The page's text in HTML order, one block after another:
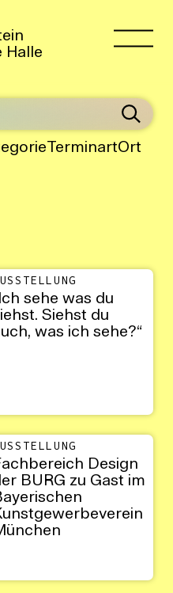
Halle
TerminartOrt
sehe was du
Siehst du
was ich sehe?“
Design
BURG zu Gast im